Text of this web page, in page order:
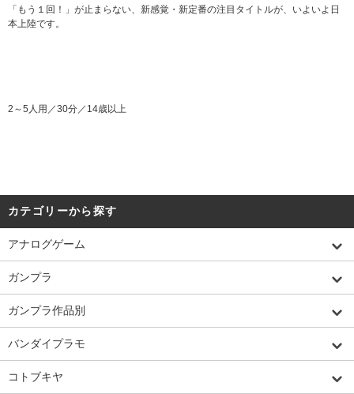
「もう１回！」が止まらない、新感覚・新定番の注目タイトルが、いよいよ日
本上陸です。
2～5人用／30分／14歳以上
カテゴリーから探す
アナログゲーム
ガンプラ
ガンプラ作品別
バンダイプラモ
コトブキヤ